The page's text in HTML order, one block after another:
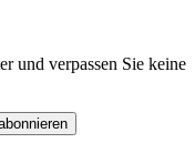
und verpassen Sie keine